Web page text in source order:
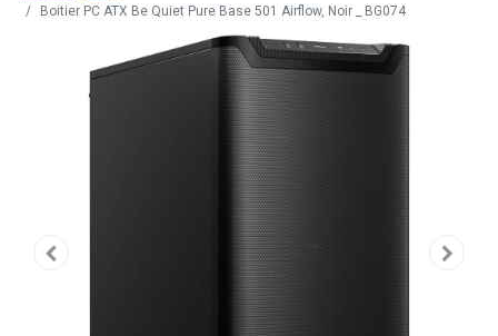
Boitier PC ATX Be Quiet Pure Base 501 Airflow, Noir _ BG074